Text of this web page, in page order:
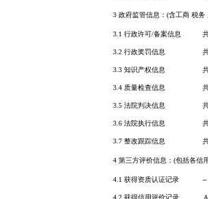
3 政府监管信息：(含工商 税
3.1 行政许可/备案信息
3.2 行政奖罚信息
3.3 知识产权信息
3.4 质量检查信息
3.5 法院判决信息
3.6 法院执行信息
3.7 整改跟踪信息
4 第三方评价信息：(包括各信
4.1 获得资质认证记录 --
4.2 获得信用评价记录